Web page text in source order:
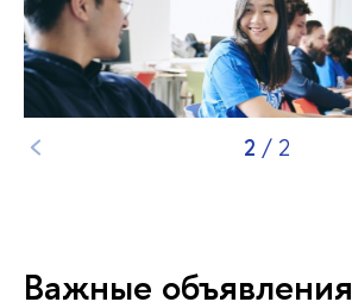
1 / 2
Важные объявления